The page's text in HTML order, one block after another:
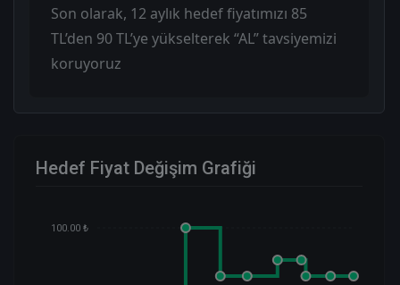
Son olarak, 12 aylık hedef fiyatımızı 85
TL’den 90 TL’ye yükselterek “AL” tavsiyemizi
koruyoruz
Hedef Fiyat Değişim Grafiği
100.00 ₺